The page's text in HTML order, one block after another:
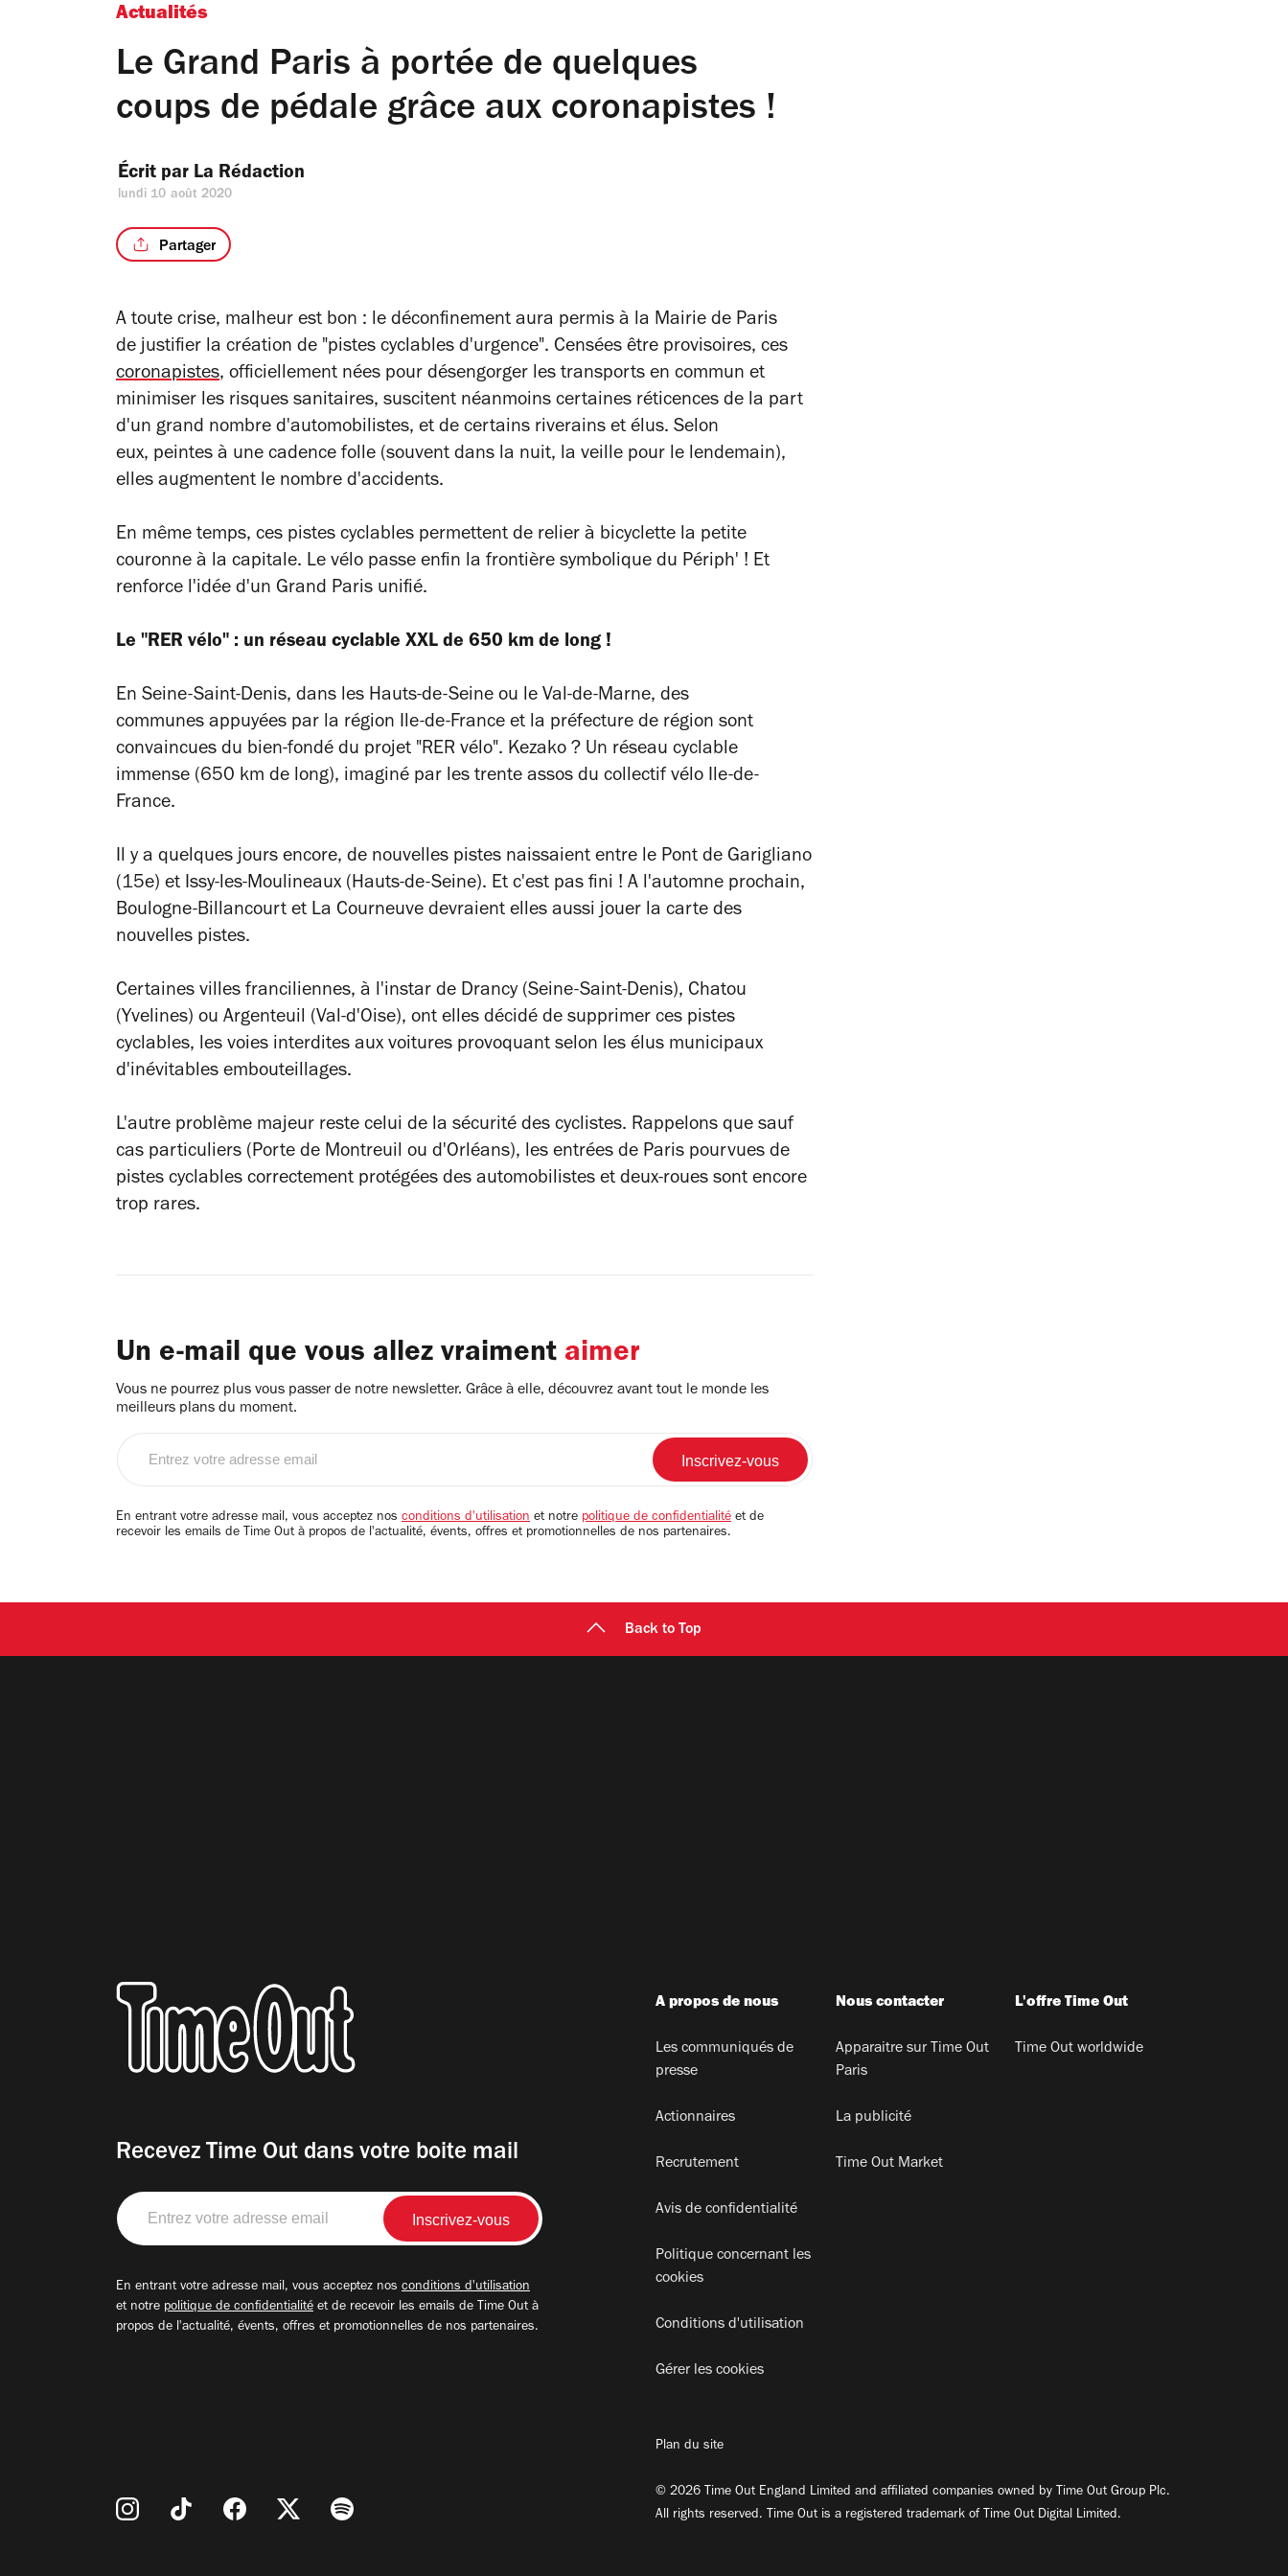
Actualités
Le Grand Paris à portée de quelques
coups de pédale grâce aux coronapistes !
Écrit par La Rédaction
lundi 10 août 2020
Partager
A toute crise, malheur est bon : le déconfinement aura permis à la Mairie de Paris
de justifier la création de "pistes cyclables d'urgence". Censées être provisoires, ces
coronapistes, officiellement nées pour désengorger les transports en commun et
minimiser les risques sanitaires, suscitent néanmoins certaines réticences de la part
d'un grand nombre d'automobilistes, et de certains riverains et élus. Selon
eux, peintes à une cadence folle (souvent dans la nuit, la veille pour le lendemain),
elles augmentent le nombre d'accidents.
En même temps, ces pistes cyclables permettent de relier à bicyclette la petite
couronne à la capitale. Le vélo passe enfin la frontière symbolique du Périph' ! Et
renforce l'idée d'un Grand Paris unifié.
Le "RER vélo" : un réseau cyclable XXL de 650 km de long !
En Seine-Saint-Denis, dans les Hauts-de-Seine ou le Val-de-Marne, des
communes appuyées par la région Ile-de-France et la préfecture de région sont
convaincues du bien-fondé du projet "RER vélo". Kezako ? Un réseau cyclable
immense (650 km de long), imaginé par les trente assos du collectif vélo Ile-de-
France.
Il y a quelques jours encore, de nouvelles pistes naissaient entre le Pont de Garigliano
(15e) et Issy-les-Moulineaux (Hauts-de-Seine). Et c'est pas fini ! A l'automne prochain,
Boulogne-Billancourt et La Courneuve devraient elles aussi jouer la carte des
nouvelles pistes.
Certaines villes franciliennes, à l'instar de Drancy (Seine-Saint-Denis), Chatou
(Yvelines) ou Argenteuil (Val-d'Oise), ont elles décidé de supprimer ces pistes
cyclables, les voies interdites aux voitures provoquant selon les élus municipaux
d'inévitables embouteillages.
L'autre problème majeur reste celui de la sécurité des cyclistes. Rappelons que sauf
cas particuliers (Porte de Montreuil ou d'Orléans), les entrées de Paris pourvues de
pistes cyclables correctement protégées des automobilistes et deux-roues sont encore
trop rares.
Un e-mail que vous allez vraiment aimer
Vous ne pourrez plus vous passer de notre newsletter. Grâce à elle, découvrez avant tout le monde les
meilleurs plans du moment.
email
En entrant votre adresse mail, vous acceptez nos conditions d'utilisation et notre politique de confidentialité et de
recevoir les emails de Time Out à propos de l'actualité, évents, offres et promotionnelles de nos partenaires.
Back to Top
Recevez Time Out dans votre boite mail
Entrez
votre
adresse
En entrant votre adresse mail, vous acceptez nos conditions d'utilisation
et notre politique de confidentialité et de recevoir les emails de Time Out à
propos de l'actualité, évents, offres et promotionnelles de nos partenaires.
A propos de nous
Les communiqués de
presse
Actionnaires
Recrutement
Avis de confidentialité
Politique concernant les
cookies
Conditions d'utilisation
Gérer les cookies
Nous contacter
Apparaitre sur Time Out
Paris
La publicité
Time Out Market
L'offre Time Out
Time Out worldwide
Plan du site
© 2026 Time Out England Limited and affiliated companies owned by Time Out Group Plc.
All rights reserved. Time Out is a registered trademark of Time Out Digital Limited.